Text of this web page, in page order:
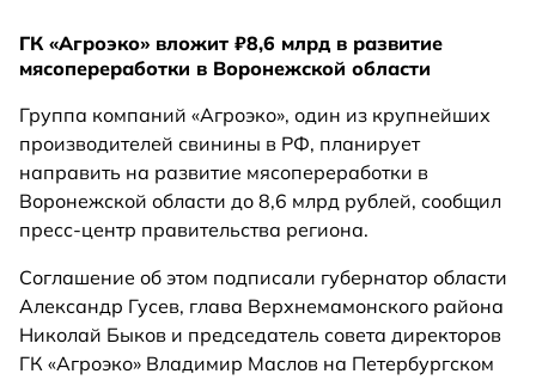
ГК «Агроэко» вложит ₽8,6 млрд в развитие
мясопереработки в Воронежской области
Группа компаний «Агроэко», один из крупнейших
производителей свинины в РФ, планирует
направить на развитие мясопереработки в
Воронежской области до 8,6 млрд рублей, сообщил
пресс-центр правительства региона.
Соглашение об этом подписали губернатор области
Александр Гусев, глава Верхнемамонского района
Николай Быков и председатель совета директоров
ГК «Агроэко» Владимир Маслов на Петербургском